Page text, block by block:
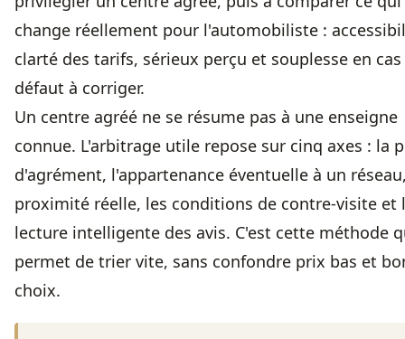
change réellement pour l'automobiliste :
clarté des tarifs, sérieux perçu et souplesse en
défaut à corriger.
Un centre agréé ne se résume pas à une enseigne
connue. L'arbitrage utile repose sur cinq axes : la
d'agrément, l'appartenance éventuelle à un
proximité réelle, les conditions de contre-visite et
lecture intelligente des avis. C'est cette méthode
permet de trier vite, sans confondre prix bas et
choix.